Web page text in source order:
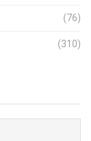
(76)
(310)